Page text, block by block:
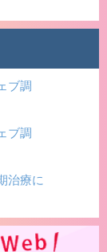
ブ調
ブ調
治療に